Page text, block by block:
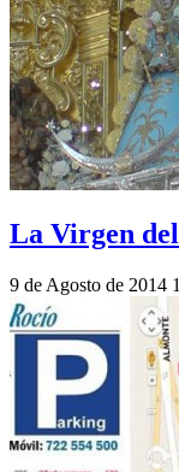
La Virgen
9 de Agosto de 2014